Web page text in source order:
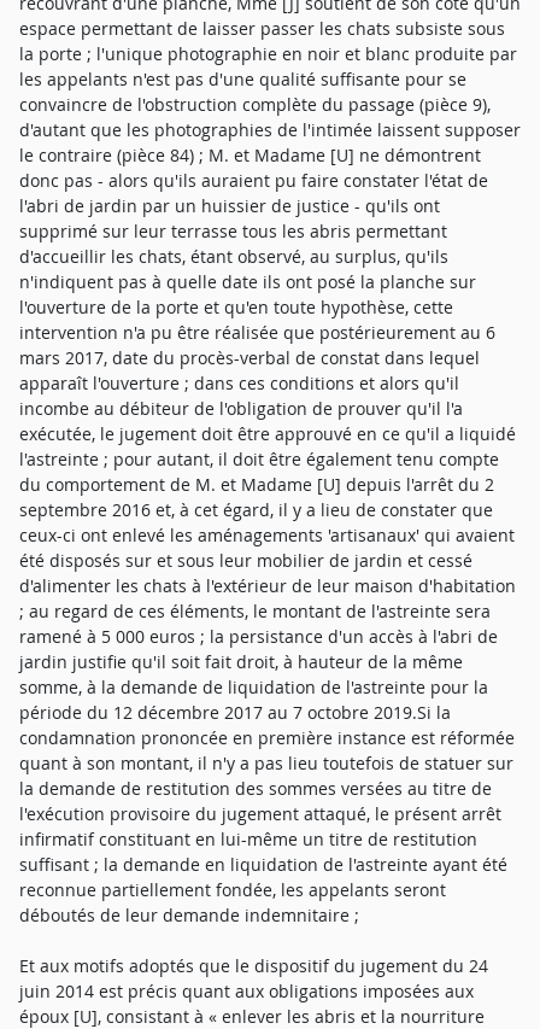
espace permettant de laisser passer les chats subsiste sous
la porte ; l'unique photographie en noir et blanc produite par
les appelants n'est pas d'une qualité suffisante pour se
convaincre de l'obstruction complète du passage (pièce 9),
d'autant que les photographies de l'intimée laissent supposer
le contraire (pièce 84) ; M. et Madame [U] ne démontrent
donc pas - alors qu'ils auraient pu faire constater l'état de
l'abri de jardin par un huissier de justice - qu'ils ont
supprimé sur leur terrasse tous les abris permettant
d'accueillir les chats, étant observé, au surplus, qu'ils
n'indiquent pas à quelle date ils ont posé la planche sur
l'ouverture de la porte et qu'en toute hypothèse, cette
intervention n'a pu être réalisée que postérieurement au 6
mars 2017, date du procès-verbal de constat dans lequel
apparaît l'ouverture ; dans ces conditions et alors qu'il
incombe au débiteur de l'obligation de prouver qu'il l'a
exécutée, le jugement doit être approuvé en ce qu'il a liquidé
l'astreinte ; pour autant, il doit être également tenu compte
du comportement de M. et Madame [U] depuis l'arrêt du 2
septembre 2016 et, à cet égard, il y a lieu de constater que
ceux-ci ont enlevé les aménagements 'artisanaux' qui avaient
été disposés sur et sous leur mobilier de jardin et cessé
d'alimenter les chats à l'extérieur de leur maison d'habitation
; au regard de ces éléments, le montant de l'astreinte sera
ramené à 5 000 euros ; la persistance d'un accès à l'abri de
jardin justifie qu'il soit fait droit, à hauteur de la même
somme, à la demande de liquidation de l'astreinte pour la
période du 12 décembre 2017 au 7 octobre 2019.Si la
condamnation prononcée en première instance est réformée
quant à son montant, il n'y a pas lieu toutefois de statuer sur
la demande de restitution des sommes versées au titre de
l'exécution provisoire du jugement attaqué, le présent arrêt
infirmatif constituant en lui-même un titre de restitution
suffisant ; la demande en liquidation de l'astreinte ayant été
reconnue partiellement fondée, les appelants seront
déboutés de leur demande indemnitaire ;
Et aux motifs adoptés que le dispositif du jugement du 24
juin 2014 est précis quant aux obligations imposées aux
époux [U], consistant à « enlever les abris et la nourriture